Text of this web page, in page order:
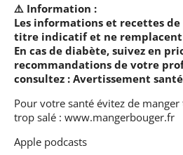
⚠️ Information :
Les informations et recettes
titre indicatif et ne remplacent
En cas de diabète, suivez en
recommandations de votre
consultez : Avertissement santé
Pour votre santé évitez de
trop salé : www.mangerbouger.fr
Apple podcasts